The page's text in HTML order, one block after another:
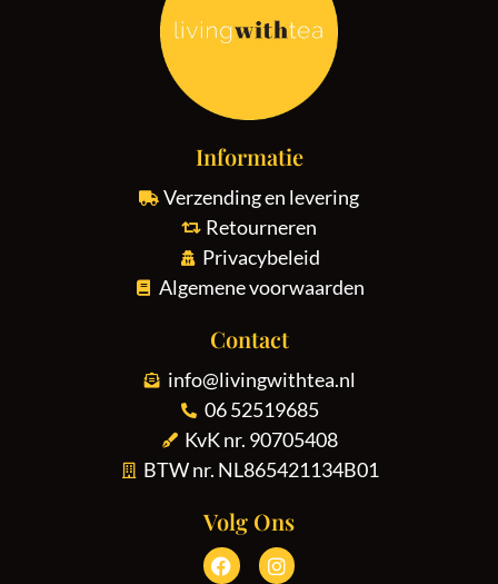
Informatie
Verzending en levering
Retourneren
Privacybeleid
Algemene voorwaarden
Contact
info@livingwithtea.nl
06 52519685
KvK nr. 90705408
BTW nr. NL865421134B01
Volg Ons